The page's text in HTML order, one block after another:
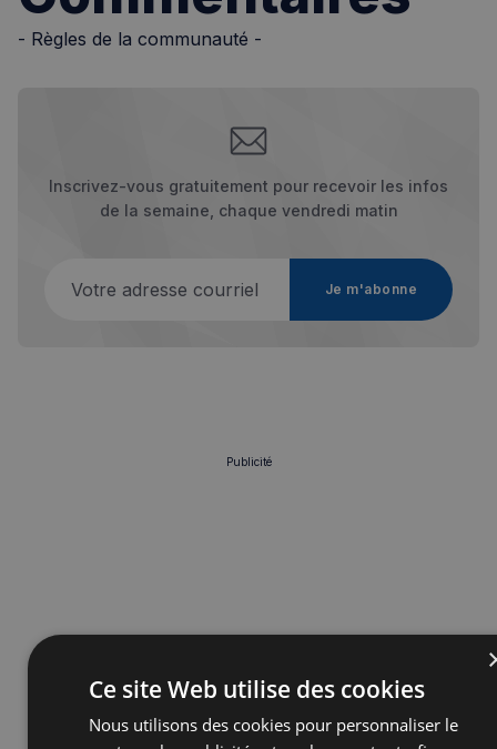
- Règles de la communauté -
Inscrivez-vous gratuitement pour recevoir les infos
de la semaine, chaque vendredi matin
Je m'abonne
Publicité
Ce site Web utilise des cookies
Nous utilisons des cookies pour personnaliser le